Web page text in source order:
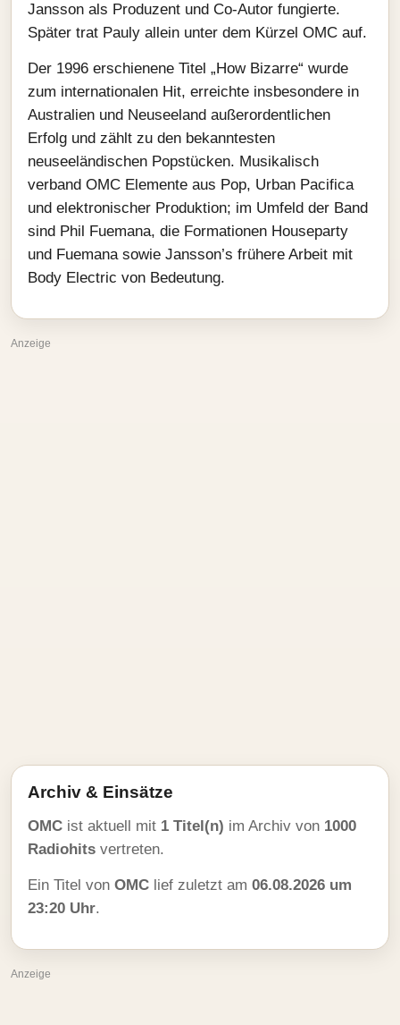
Jansson als Produzent und Co-Autor fungierte.
Später trat Pauly allein unter dem Kürzel OMC auf.
Der 1996 erschienene Titel „How Bizarre“ wurde
zum internationalen Hit, erreichte insbesondere in
Australien und Neuseeland außerordentlichen
Erfolg und zählt zu den bekanntesten
neuseeländischen Popstücken. Musikalisch
verband OMC Elemente aus Pop, Urban Pacifica
und elektronischer Produktion; im Umfeld der Band
sind Phil Fuemana, die Formationen Houseparty
und Fuemana sowie Jansson’s frühere Arbeit mit
Body Electric von Bedeutung.
Anzeige
Archiv & Einsätze
OMC ist aktuell mit 1 Titel(n) im Archiv von 1000
Radiohits vertreten.
Ein Titel von OMC lief zuletzt am 06.08.2026 um
23:20 Uhr.
Anzeige